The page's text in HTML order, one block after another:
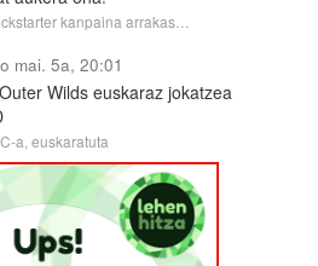
kanpaina arrakas…
mai. 5a, 20:01
Wilds euskaraz jokatzea
a, euskaratuta